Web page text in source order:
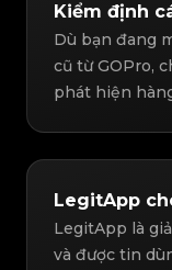
Kiểm định
Dù bạn đang
cũ từ GOPro,
phát hiện
LegitApp
LegitApp là
và được tin